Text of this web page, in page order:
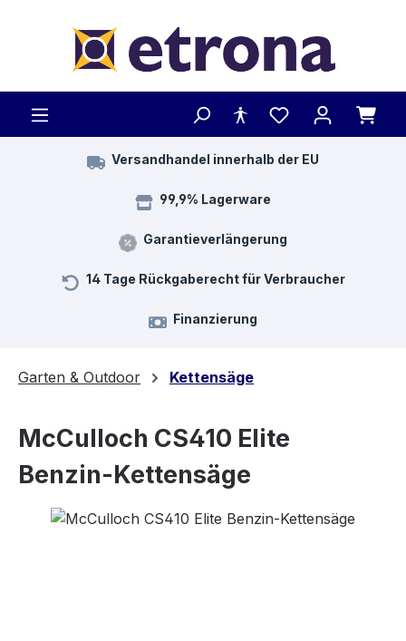
Versandhandel innerhalb der EU
99,9% Lagerware
Garantieverlängerung
14 Tage Rückgaberecht für Verbraucher
Finanzierung
Garten & Outdoor Kettensäge
McCulloch CS410 Elite
Benzin-Kettensäge
Bildergalerie überspringen